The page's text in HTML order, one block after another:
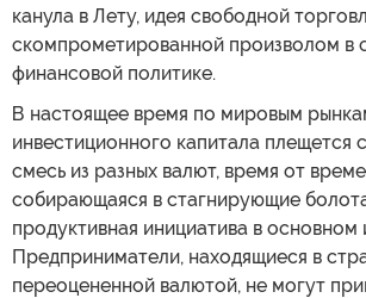
канула в Лету, идея свободной
скомпрометированной произволом в
финансовой политике.
В настоящее время по мировым
инвестиционного капитала плещется
смесь из разных валют, время от
собирающаяся в стагнирующие
продуктивная инициатива в основном
Предприниматели, находящиеся в
переоцененной валютой, не могут